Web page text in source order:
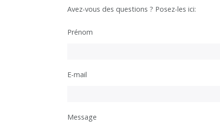
Avez-vous des questions ? Posez-les ici:
Prénom
E-mail
Message